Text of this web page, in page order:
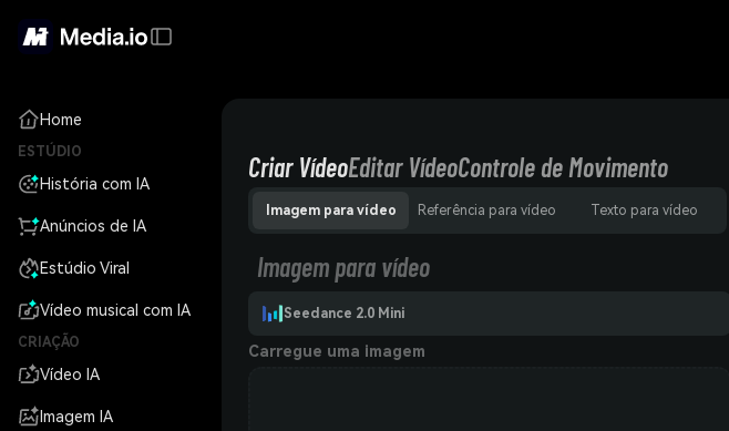
Home
ESTÚDIO
História com IA
Anúncios de IA
Estúdio Viral
Vídeo musical com IA
CRIAÇÃO
Vídeo IA
Imagem IA
Criar VídeoEditar VídeoControle de Movimento
Imagem para vídeo Referência para vídeo Texto para vídeo
Imagem para vídeo
Seedance 2.0 Mini
Carregue uma imagem